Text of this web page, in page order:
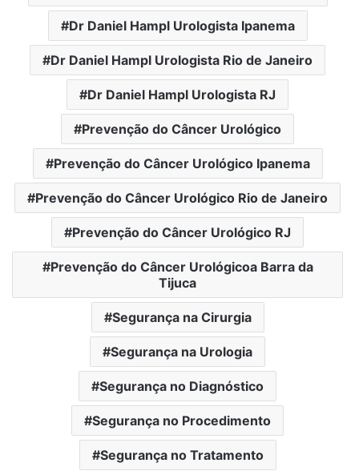
Dr Daniel Hampl Urologista Ipanema
Dr Daniel Hampl Urologista Rio de Janeiro
Dr Daniel Hampl Urologista RJ
Prevenção do Câncer Urológico
Prevenção do Câncer Urológico Ipanema
Prevenção do Câncer Urológico Rio de Janeiro
Prevenção do Câncer Urológico RJ
Prevenção do Câncer Urológicoa Barra da
Tijuca
Segurança na Cirurgia
Segurança na Urologia
Segurança no Diagnóstico
Segurança no Procedimento
Segurança no Tratamento